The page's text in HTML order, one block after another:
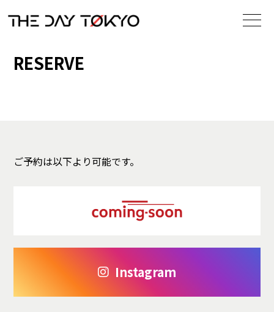
RESERVE
ご予約は以下より可能です。
Instagram